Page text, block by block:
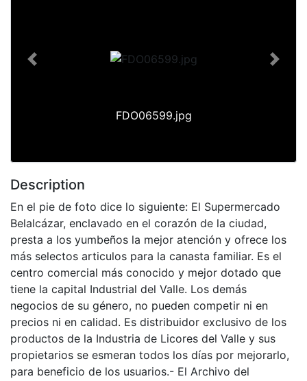
FDO06599.jpg
Previous Next
Description
En el pie de foto dice lo siguiente: El Supermercado
Belalcázar, enclavado en el corazón de la ciudad,
presta a los yumbeños la mejor atención y ofrece los
más selectos articulos para la canasta familiar. Es el
centro comercial más conocido y mejor dotado que
tiene la capital Industrial del Valle. Los demás
negocios de su género, no pueden competir ni en
precios ni en calidad. Es distribuidor exclusivo de los
productos de la Industria de Licores del Valle y sus
propietarios se esmeran todos los días por mejorarlo,
para beneficio de los usuarios.- El Archivo del